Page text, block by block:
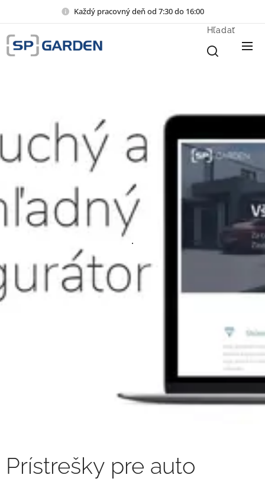
Každý pracovný deň od 7:30 do 16:00
Hľadať
.
Prístrešky pre auto